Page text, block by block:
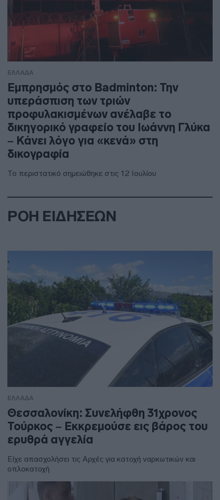
ΕΛΛΑΔΑ
Εμπρησμός στο Badminton: Την
υπεράσπιση των τριών
προφυλακισμένων ανέλαβε το
δικηγορικό γραφείο του Ιωάννη Γλύκα
– Κάνει λόγο για «κενά» στη
δικογραφία
Το περιστατικό σημειώθηκε στις 12 Ιουλίου
ΡΟΗ ΕΙΔΗΣΕΩΝ
ΕΛΛΑΔΑ
Θεσσαλονίκη: Συνελήφθη 31χρονος
Τούρκος – Εκκρεμούσε εις βάρος του
ερυθρά αγγελία
Είχε απασχολήσει τις Αρχές για κατοχή ναρκωτικών και
οπλοκατοχή